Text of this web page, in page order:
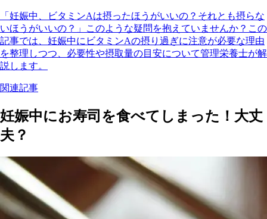
「妊娠中、ビタミンAは摂ったほうがいいの？それとも摂らな
いほうがいいの？」このような疑問を抱えていませんか？この
記事では、妊娠中にビタミンAの摂り過ぎに注意が必要な理由
を整理しつつ、必要性や摂取量の目安について管理栄養士が解
説します。
関連記事
妊娠中にお寿司を食べてしまった！大丈
夫？